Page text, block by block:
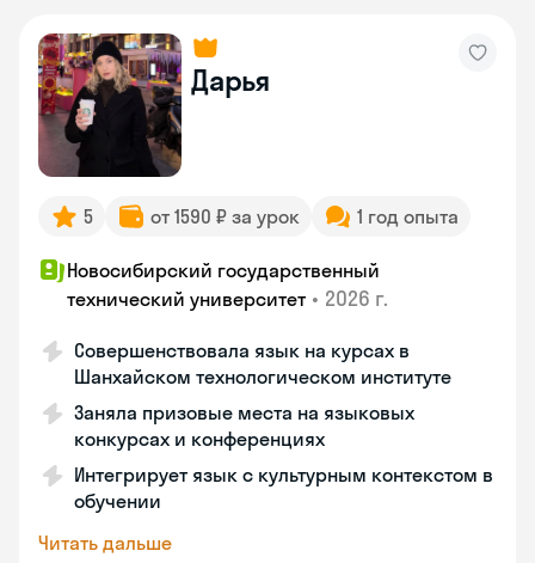
Дарья
5 от 1590 ₽ за урок 1 год опыта
Новосибирский государственный
технический университет • 2026 г.
Совершенствовала язык на курсах в
Шанхайском технологическом институте
Заняла призовые места на языковых
конкурсах и конференциях
Интегрирует язык с культурным контекстом в
обучении
Читать дальше